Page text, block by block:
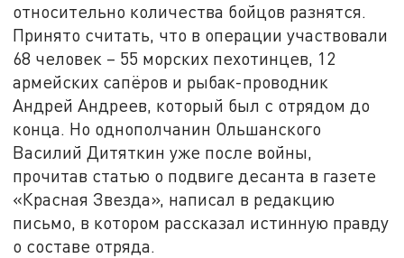
относительно количества бойцов разнятся.
Принято считать, что в операции участвовали
68 человек – 55 морских пехотинцев, 12
армейских сапёров и рыбак-проводник
Андрей Андреев, который был с отрядом до
конца. Но однополчанин Ольшанского
Василий Дитяткин уже после войны,
прочитав статью о подвиге десанта в газете
«Красная Звезда», написал в редакцию
письмо, в котором рассказал истинную правду
о составе отряда.